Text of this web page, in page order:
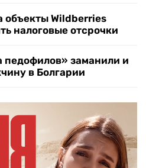
объекты Wildberries
налоговые отсрочки
заманили и
в Болгарии